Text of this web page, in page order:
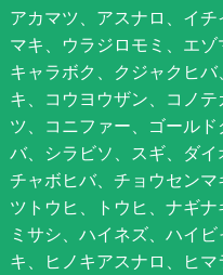
アカマツ、アスナロ、イ
マキ、ウラジロモミ、エゾ
キャラボク、クジャクヒ
キ、コウヨウザン、コノ
ツ、コニファー、ゴール
バ、シラビソ、スギ、ダイ
チャボヒバ、チョウセンマ
ツトウヒ、トウヒ、ナギ
ミサシ、ハイネズ、ハイ
キ、ヒノキアスナロ、ヒ